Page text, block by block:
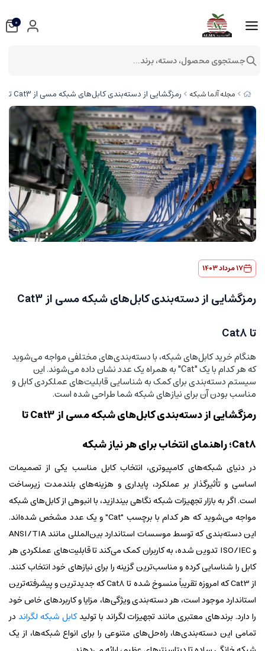
مجله آلما شبکه رمزگشایی از دسته‌بندی کابل‌های شبکه مسی از Cat3 تا Cat8
17 مرداد 1403
رمزگشایی از دسته‌بندی کابل‌های شبکه مسی از Cat3
تا Cat8
هنگام خرید کابل‌های شبکه، با دسته‌بندی‌های مختلفی مواجه می‌شوید
که هر کدام با یک "Cat" به همراه یک عدد نشان داده می‌شوند. این
سیستم دسته‌بندی برای کمک به شناسایی قابلیت‌های عملکردی کابل و
مناسب بودن آن برای نیازهای شبکه شما طراحی شده است.
رمزگشایی از دسته‌بندی کابل‌های شبکه مسی از Cat3 تا
Cat8؛ راهنمای انتخاب برای هر نیاز شبکه
در دنیای شبکه‌های کامپیوتری، انتخاب کابل مناسب یکی از تصمیمات
اساسی و تأثیرگذار بر عملکرد، پایداری و هزینه‌های بلندمدت زیرساخت
است. اگر به بازار تجهیزات شبکه نگاهی بیندازید، با انبوهی از کابل‌های شبکه
مواجه می‌شوید که هر کدام با برچسب "Cat" و یک عدد مشخص شده‌اند.
این دسته‌بندی که توسط موسسات استاندارد بین‌المللی مانند ANSI/TIA
و ISO/IEC تدوین شده، به کاربران کمک می‌کند تا قابلیت‌های عملکردی هر
کابل را شناسایی کرده و مناسب‌ترین گزینه را برای نیازهای خود انتخاب کنند.
از Cat3 که امروزه تقریباً منسوخ شده تا Cat8 که جدیدترین و پیشرفته‌ترین
استاندارد موجود است، هر دسته‌بندی ویژگی‌ها، مزایا و کاربردهای خاص خود
را دارد. برندهای معتبری مانند تجهیزات لگراند با تولیدکابل شبکه لگراند در
تمامی این دسته‌بندی‌ها، راه‌حل‌های متنوعی را برای انواع شبکه‌ها، از یک
0
جستجوی محصول، دسته، برند...